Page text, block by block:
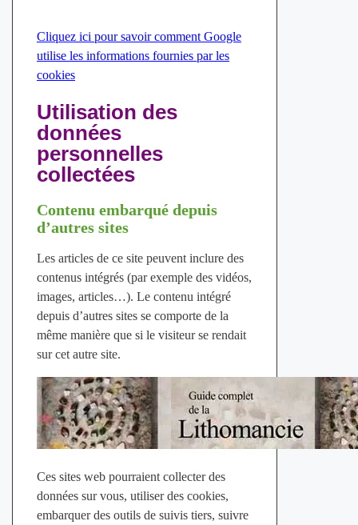
Cliquez ici pour savoir comment Google
utilise les informations fournies par les
cookies
Utilisation des
données
personnelles
collectées
Contenu embarqué depuis
d’autres sites
Les articles de ce site peuvent inclure des
contenus intégrés (par exemple des vidéos,
images, articles…). Le contenu intégré
depuis d’autres sites se comporte de la
même manière que si le visiteur se rendait
sur cet autre site.
Ces sites web pourraient collecter des
données sur vous, utiliser des cookies,
embarquer des outils de suivis tiers, suivre